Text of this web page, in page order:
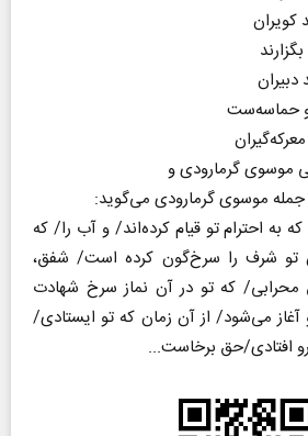
کویران
دبیران
حماسه‌ست
موسوی گرمارودی و
موسوی گرمارودی می‌گوید:
به احترام تو قیام کرده‌اند/ و آب را/ که
تو شرف را سرخ‌گون کرده است/ شفق،
محرابی/ که تو در آن نماز سرخ شهادت
می‌شود/ از آن زمان که تو ایستادی/
افتادی/حق برخاست...